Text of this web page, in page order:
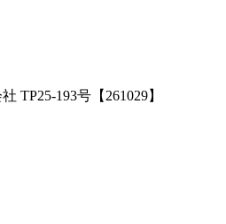
TP25-193号【261029】